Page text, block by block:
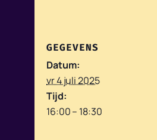
GEGEVENS
Datum:
vr 4 juli 2025
Tijd:
16:00 – 18:30